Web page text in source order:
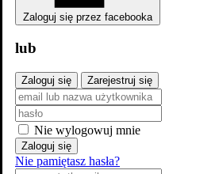
Twoja ocena
Rok
Leopard Skin
nadzorca charakteryzacji
Sezon 1
Zobacz odcinki »
Zaloguj się przez facebooka
lub
Zaloguj się Zarejestruj się
Nie wylogowuj mnie
Zaloguj się
Nie pamiętasz hasła?